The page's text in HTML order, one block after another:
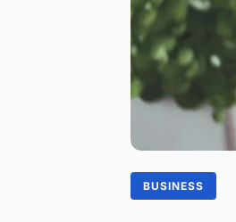
BUSINESS